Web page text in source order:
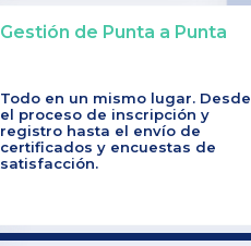
Gestión de Punta a Punta
Todo en un mismo lugar. Desde
el proceso de inscripción y
registro hasta el envío de
certificados y encuestas de
satisfacción.